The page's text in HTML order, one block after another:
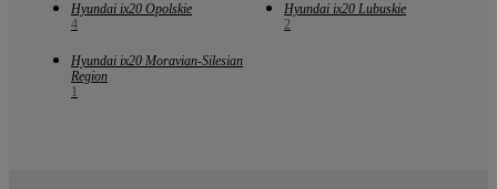
Hyundai ix20 Opolskie
4
Hyundai ix20 Lubuskie
2
Hyundai ix20 Moravian-Silesian
Region
1